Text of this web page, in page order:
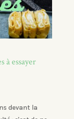
à essayer
devant la